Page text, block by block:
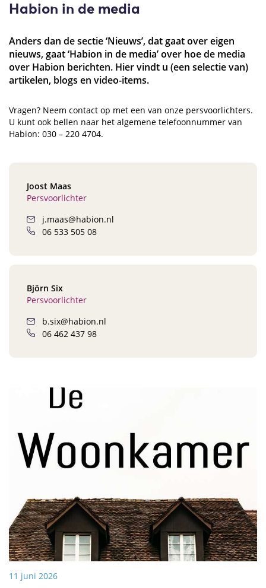
Habion in de media
Anders dan de sectie ‘Nieuws’, dat gaat over eigen
nieuws, gaat ‘Habion in de media’ over hoe de media
over Habion berichten. Hier vindt u (een selectie van)
artikelen, blogs en video-items.
Vragen? Neem contact op met een van onze persvoorlichters.
U kunt ook bellen naar het algemene telefoonnummer van
Habion: 030 – 220 4704.
Joost Maas
Persvoorlichter
j.maas@habion.nl
06 533 505 08
Björn Six
Persvoorlichter
b.six@habion.nl
06 462 437 98
11 juni 2026